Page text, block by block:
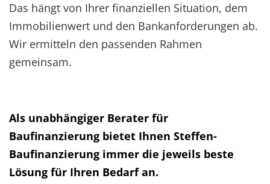
Das hängt von Ihrer finanziellen Situation, dem
Immobilienwert und den Bankanforderungen ab.
Wir ermitteln den passenden Rahmen
gemeinsam.
Als unabhängiger Berater für
Baufinanzierung bietet Ihnen Steffen-
Baufinanzierung immer die jeweils beste
Lösung für Ihren Bedarf an.